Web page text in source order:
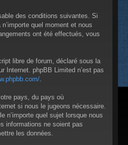
des conditions suivantes. Si
quel moment et nous
ont été effectués, vous
libre de forum, déclaré sous la
Internet. phpBB Limited n’est pas
pays, du pays où
si nous le jugeons nécessaire.
n’importe quel sujet lorsque nous
informations ne soient pas
les données.